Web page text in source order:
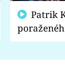
fanoušci